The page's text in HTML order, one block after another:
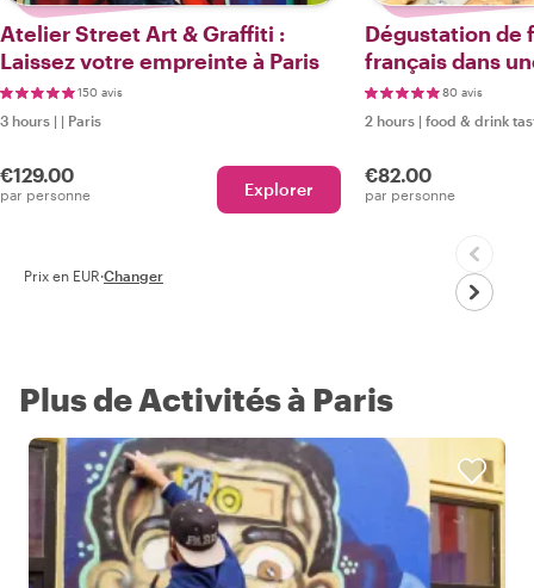
Atelier Street Art & Graffiti :
Laissez votre empreinte à Paris
150 avis
3 hours | | Paris
€129.00
par personne Explorer
Dégustation de
français dans
locale
80 avis
2 hours | food & drink
€82.00
par personne
Prix en EUR·Changer
Plus de Activités à Paris